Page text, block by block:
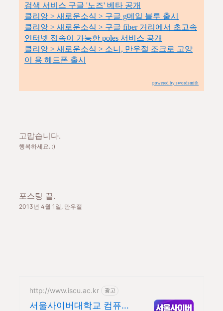
검색 서비스 구글 '노즈' 베타 공개
클리앙 > 새로운소식 > 구글 g메일 블루 출시
클리앙 > 새로운소식 > 구글 fiber 거리에서 초고속
인터넷 접속이 가능한 poles 서비스 공개
클리앙 > 새로운소식 > 소니, 만우절 조크로 고양
이 용 헤드폰 출시
powered by swordsmith
고맙습니다.
행복하세요. :)
포스팅 끝.
2013년 4월 1일, 만우절
http://www.iscu.ac.kr 광고
서울사이버대학교 컴퓨터